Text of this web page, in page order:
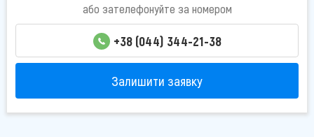
або зателефонуйте за номером
+38 (044) 344-21-38
Залишити заявку